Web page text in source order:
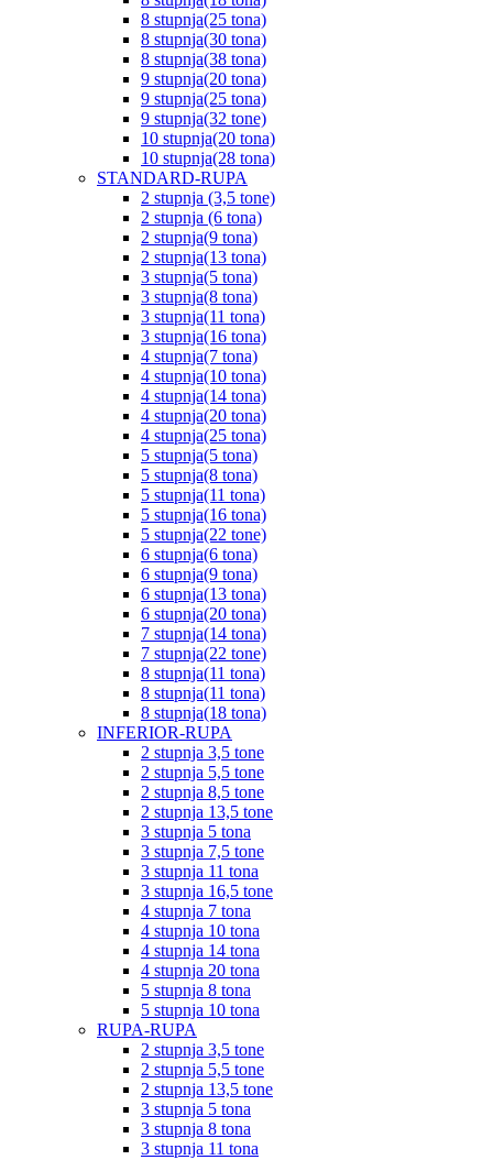
8 stupnja(25 tona)
8 stupnja(30 tona)
8 stupnja(38 tona)
9 stupnja(20 tona)
9 stupnja(25 tona)
9 stupnja(32 tone)
10 stupnja(20 tona)
10 stupnja(28 tona)
STANDARD-RUPA
2 stupnja (3,5 tone)
2 stupnja (6 tona)
2 stupnja(9 tona)
2 stupnja(13 tona)
3 stupnja(5 tona)
3 stupnja(8 tona)
3 stupnja(11 tona)
3 stupnja(16 tona)
4 stupnja(7 tona)
4 stupnja(10 tona)
4 stupnja(14 tona)
4 stupnja(20 tona)
4 stupnja(25 tona)
5 stupnja(5 tona)
5 stupnja(8 tona)
5 stupnja(11 tona)
5 stupnja(16 tona)
5 stupnja(22 tone)
6 stupnja(6 tona)
6 stupnja(9 tona)
6 stupnja(13 tona)
6 stupnja(20 tona)
7 stupnja(14 tona)
7 stupnja(22 tone)
8 stupnja(11 tona)
8 stupnja(11 tona)
8 stupnja(18 tona)
INFERIOR-RUPA
2 stupnja 3,5 tone
2 stupnja 5,5 tone
2 stupnja 8,5 tone
2 stupnja 13,5 tone
3 stupnja 5 tona
3 stupnja 7,5 tone
3 stupnja 11 tona
3 stupnja 16,5 tone
4 stupnja 7 tona
4 stupnja 10 tona
4 stupnja 14 tona
4 stupnja 20 tona
5 stupnja 8 tona
5 stupnja 10 tona
RUPA-RUPA
2 stupnja 3,5 tone
2 stupnja 5,5 tone
2 stupnja 13,5 tone
3 stupnja 5 tona
3 stupnja 8 tona
3 stupnja 11 tona